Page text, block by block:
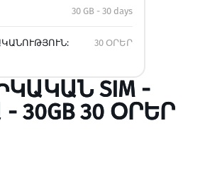
30 GB - 30 days
30 ՕՐԵՐ
SIM -
30GB 30 ՕՐԵՐ